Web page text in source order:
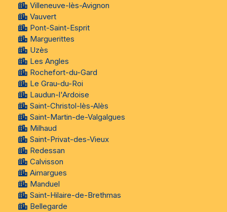
Villeneuve-lès-Avignon
Vauvert
Pont-Saint-Esprit
Marguerittes
Uzès
Les Angles
Rochefort-du-Gard
Le Grau-du-Roi
Laudun-l'Ardoise
Saint-Christol-lès-Alès
Saint-Martin-de-Valgalgues
Milhaud
Saint-Privat-des-Vieux
Redessan
Calvisson
Aimargues
Manduel
Saint-Hilaire-de-Brethmas
Bellegarde